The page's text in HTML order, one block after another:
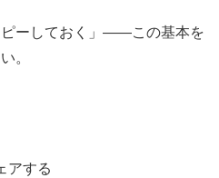
ピーしておく」――この基本を
。
アする